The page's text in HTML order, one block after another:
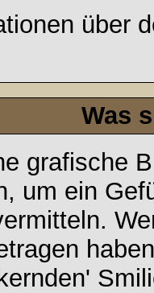
über
Was
grafische
um ein